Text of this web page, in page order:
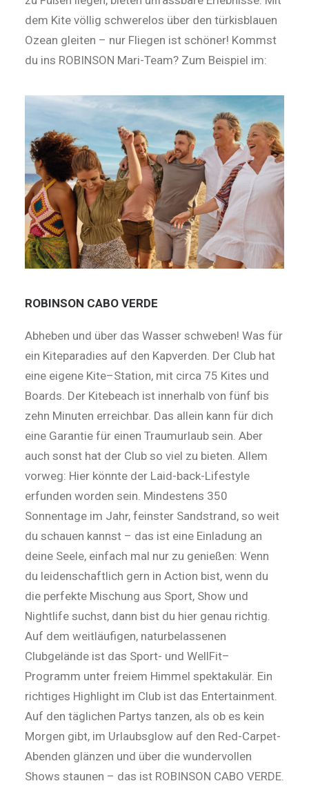
dem Kite völlig schwerelos über den türkisblauen
Ozean gleiten – nur Fliegen ist schöner! Kommst
du ins ROBINSON Mari-Team? Zum Beispiel im:
ROBINSON CABO VERDE
Abheben und über das Wasser schweben! Was für
ein Kiteparadies auf den Kapverden. Der Club hat
eine eigene Kite–Station, mit circa 75 Kites und
Boards. Der Kitebeach ist innerhalb von fünf bis
zehn Minuten erreichbar. Das allein kann für dich
eine Garantie für einen Traumurlaub sein. Aber
auch sonst hat der Club so viel zu bieten. Allem
vorweg: Hier könnte der Laid-back-Lifestyle
erfunden worden sein. Mindestens 350
Sonnentage im Jahr, feinster Sandstrand, so weit
du schauen kannst – das ist eine Einladung an
deine Seele, einfach mal nur zu genießen: Wenn
du leidenschaftlich gern in Action bist, wenn du
die perfekte Mischung aus Sport, Show und
Nightlife suchst, dann bist du hier genau richtig.
Auf dem weitläufigen, naturbelassenen
Clubgelände ist das Sport- und WellFit–
Programm unter freiem Himmel spektakulär. Ein
richtiges Highlight im Club ist das Entertainment.
Auf den täglichen Partys tanzen, als ob es kein
Morgen gibt, im Urlaubsglow auf den Red-Carpet-
Abenden glänzen und über die wundervollen
Shows staunen – das ist ROBINSON CABO VERDE.